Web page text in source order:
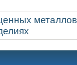
металлов